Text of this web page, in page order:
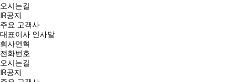
오시는길
IR공지
주요 고객사
대표이사 인사말
회사연혁
전화번호
오시는길
IR공지